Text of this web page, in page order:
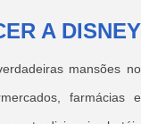
A DISNEY
mansões no
farmácias e